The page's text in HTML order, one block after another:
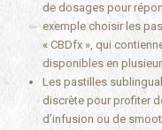
de dosages pour
exemple choisir les
« CBDfx », qui
disponibles en
Les pastilles
discrète pour profiter
d’infusion ou de